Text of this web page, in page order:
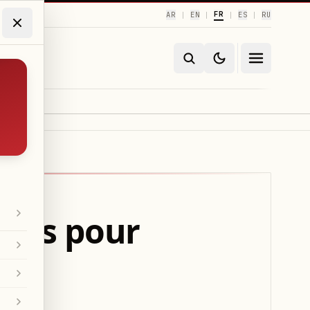
AR | EN | FR | ES | RU
pour